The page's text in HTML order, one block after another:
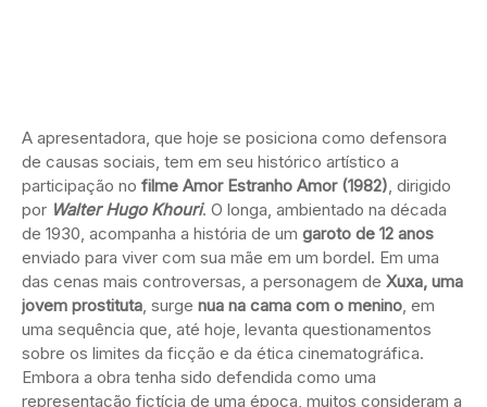
A apresentadora, que hoje se posiciona como defensora
de causas sociais, tem em seu histórico artístico a
participação no filme Amor Estranho Amor (1982), dirigido
por Walter Hugo Khouri. O longa, ambientado na década
de 1930, acompanha a história de um garoto de 12 anos
enviado para viver com sua mãe em um bordel. Em uma
das cenas mais controversas, a personagem de Xuxa, uma
jovem prostituta, surge nua na cama com o menino, em
uma sequência que, até hoje, levanta questionamentos
sobre os limites da ficção e da ética cinematográfica.
Embora a obra tenha sido defendida como uma
representação fictícia de uma época, muitos consideram a